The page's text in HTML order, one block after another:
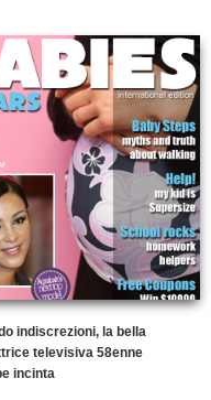
indiscrezioni, la bella
televisiva 58enne
incinta